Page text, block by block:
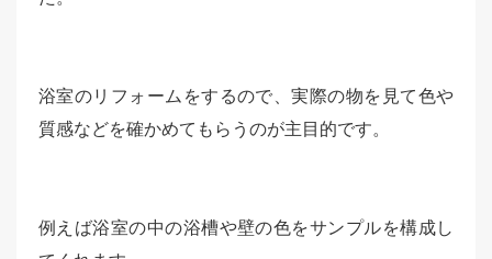
浴室のリフォームをするので、実際の物を見て色や
質感などを確かめてもらうのが主目的です。
例えば浴室の中の浴槽や壁の色をサンプルを構成し